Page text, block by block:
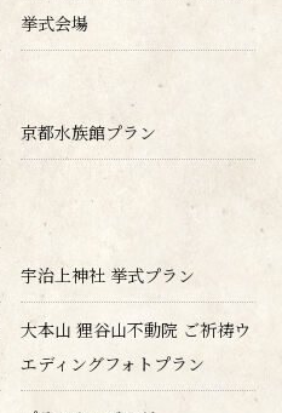
挙式会場
京都水族館プラン
宇治上神社 挙式プラン
大本山 狸谷山不動院 ご祈祷ウ
エディングフォトプラン